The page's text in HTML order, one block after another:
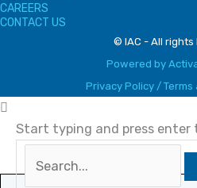
CAREERS
CONTACT US
© IAC - All rights
Powered by
Privacy Policy /
Start typing and press enter